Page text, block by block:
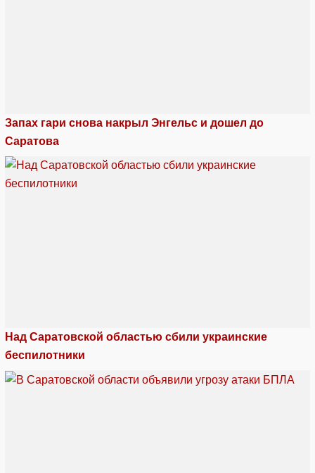
Запах гари снова накрыл Энгельс и дошел до
Саратова
Над Саратовской областью сбили украинские
беспилотники